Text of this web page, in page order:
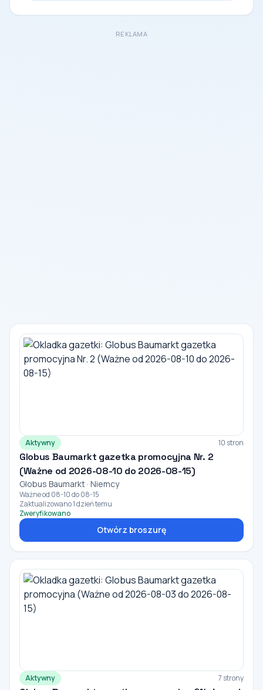
REKLAMA
Aktywny 10 stron
Globus Baumarkt gazetka promocyjna Nr. 2
(Ważne od 2026-08-10 do 2026-08-15)
Globus Baumarkt · Niemcy
Ważne od 08-10 do 08-15
Zaktualizowano 1 dzień temu
Zweryfikowano
Otwórz broszurę
Aktywny 7 strony